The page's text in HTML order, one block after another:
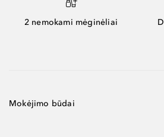
2 nemokami mėginėliai
Mokėjimo būdai